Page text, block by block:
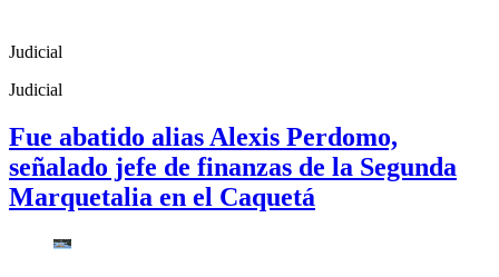
Judicial
Judicial
Fue abatido alias Alexis Perdomo,
señalado jefe de finanzas de la Segunda
Marquetalia en el Caquetá